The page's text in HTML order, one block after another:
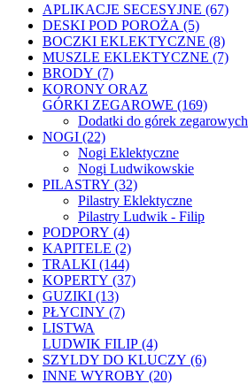
APLIKACJE SECESYJNE (67)
DESKI POD POROŻA (5)
BOCZKI EKLEKTYCZNE (8)
MUSZLE EKLEKTYCZNE (7)
BRODY (7)
KORONY ORAZ
GÓRKI ZEGAROWE (169)
Dodatki do górek zegarowych
NOGI (22)
Nogi Eklektyczne
Nogi Ludwikowskie
PILASTRY (32)
Pilastry Eklektyczne
Pilastry Ludwik - Filip
PODPORY (4)
KAPITELE (2)
TRALKI (144)
KOPERTY (37)
GUZIKI (13)
PŁYCINY (7)
LISTWA
LUDWIK FILIP (4)
SZYLDY DO KLUCZY (6)
INNE WYROBY (20)